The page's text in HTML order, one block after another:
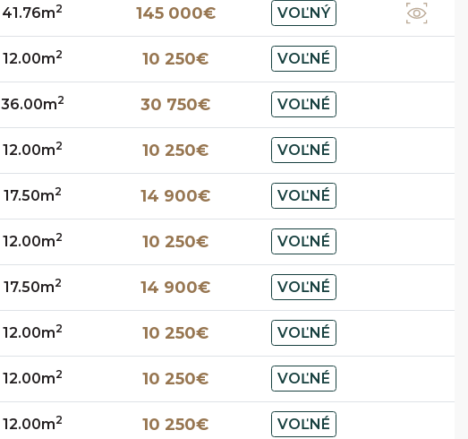
41.76m2 145 000€ VOĽNÝ
12.00m2 10 250€ VOĽNÉ
36.00m2 30 750€ VOĽNÉ
12.00m2 10 250€ VOĽNÉ
17.50m2 14 900€ VOĽNÉ
12.00m2 10 250€ VOĽNÉ
17.50m2 14 900€ VOĽNÉ
12.00m2 10 250€ VOĽNÉ
12.00m2 10 250€ VOĽNÉ
12.00m2 10 250€ VOĽNÉ